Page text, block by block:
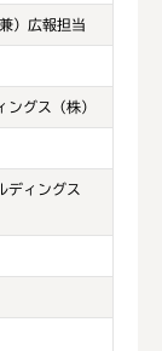
）広報担当
グス（株）
ディングス